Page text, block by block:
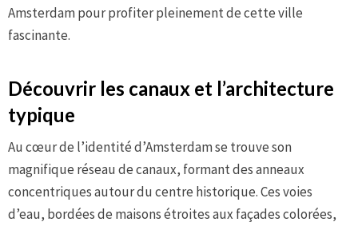
Amsterdam pour profiter pleinement de cette ville
fascinante.
Découvrir les canaux et l’architecture
typique
Au cœur de l’identité d’Amsterdam se trouve son
magnifique réseau de canaux, formant des anneaux
concentriques autour du centre historique. Ces voies
d’eau, bordées de maisons étroites aux façades colorées,